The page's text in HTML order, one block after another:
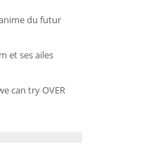
du futur
et ses ailes
can try OVER